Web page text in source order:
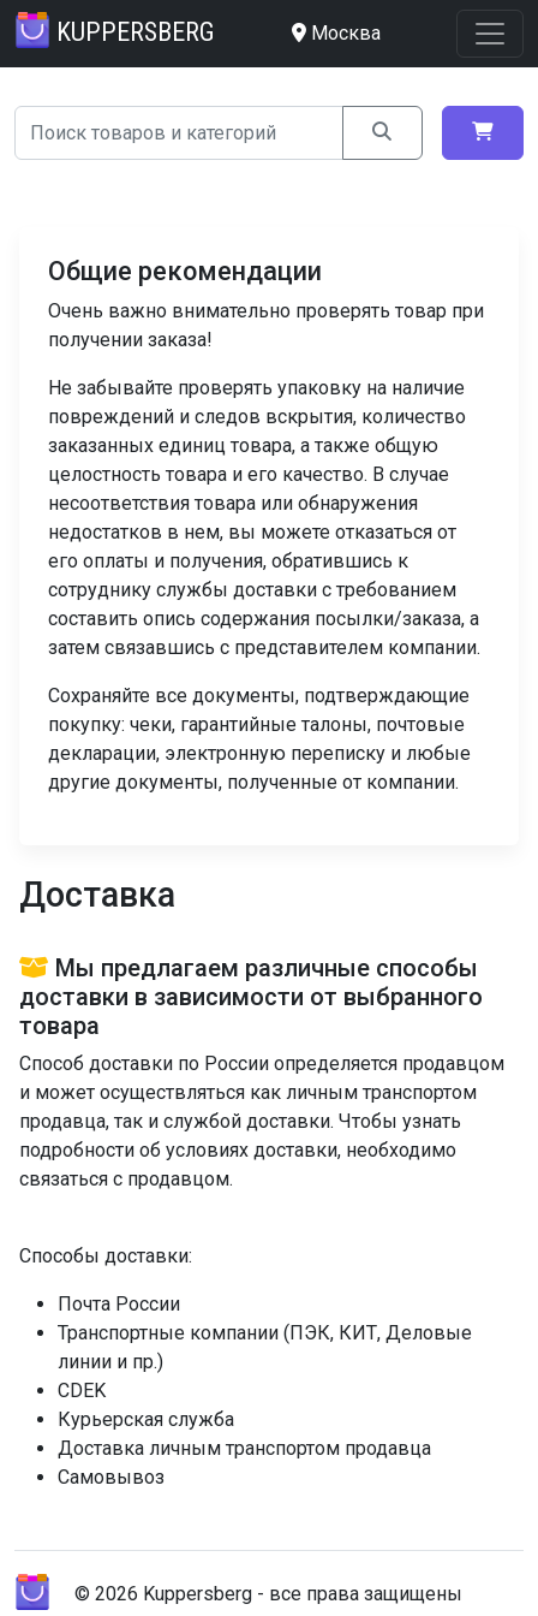
KUPPERSBERG Москва
Общие рекомендации
Очень важно внимательно проверять товар при
получении заказа!
Не забывайте проверять упаковку на наличие
повреждений и следов вскрытия, количество
заказанных единиц товара, а также общую
целостность товара и его качество. В случае
несоответствия товара или обнаружения
недостатков в нем, вы можете отказаться от
его оплаты и получения, обратившись к
сотруднику службы доставки с требованием
составить опись содержания посылки/заказа, а
затем связавшись с представителем компании.
Сохраняйте все документы, подтверждающие
покупку: чеки, гарантийные талоны, почтовые
декларации, электронную переписку и любые
другие документы, полученные от компании.
Доставка
Мы предлагаем различные способы
доставки в зависимости от выбранного
товара
Способ доставки по России определяется продавцом
и может осуществляться как личным транспортом
продавца, так и службой доставки. Чтобы узнать
подробности об условиях доставки, необходимо
связаться с продавцом.
Способы доставки:
Почта России
Транспортные компании (ПЭК, КИТ, Деловые
линии и пр.)
CDEK
Курьерская служба
Доставка личным транспортом продавца
Самовывоз
© 2026 Kuppersberg - все права защищены